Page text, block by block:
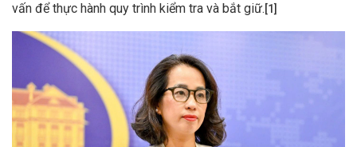
vấn để thực hành quy trình kiểm tra và bắt giữ. [1]